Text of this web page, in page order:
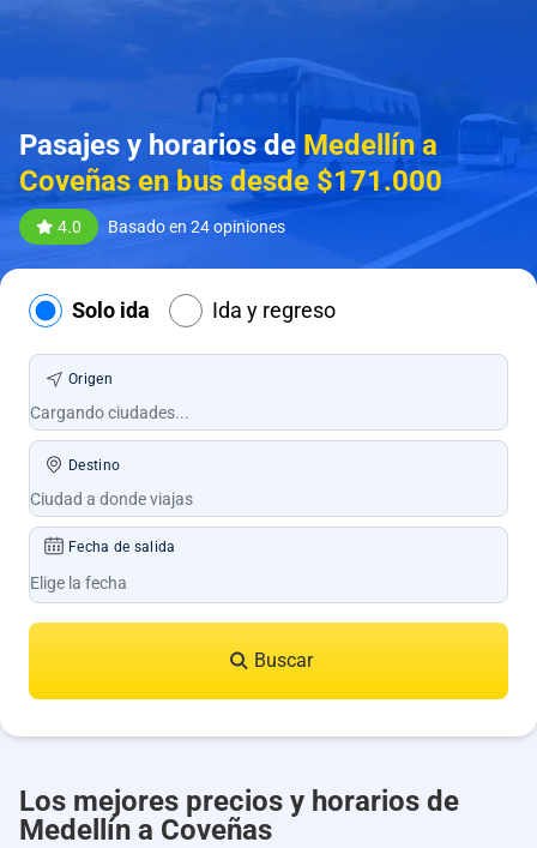
Pasajes y horarios de Medellín a
Coveñas en bus desde $171.000
4.0 Basado en 24 opiniones
Solo ida Ida y regreso
Origen
Destino
Fecha de salida
Buscar
Los mejores precios y horarios de
Medellín a Coveñas